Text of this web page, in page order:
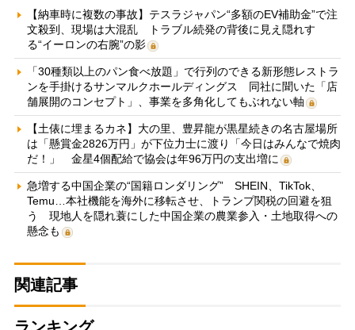
【納車時に複数の事故】テスラジャパン“多額のEV補助金”で注
文殺到、現場は大混乱 トラブル続発の背後に見え隠れす
る“イーロンの右腕”の影
「30種類以上のパン食べ放題」で行列のできる新形態レストラ
ンを手掛けるサンマルクホールディングス 同社に聞いた「店
舗展開のコンセプト」、事業を多角化してもぶれない軸
【土俵に埋まるカネ】大の里、豊昇龍が黒星続きの名古屋場所
は「懸賞金2826万円」が下位力士に渡り「今日はみんなで焼肉
だ！」 金星4個配給で協会は年96万円の支出増に
急増する中国企業の“国籍ロンダリング” SHEIN、TikTok、
Temu…本社機能を海外に移転させ、トランプ関税の回避を狙
う 現地人を隠れ蓑にした中国企業の農業参入・土地取得への
懸念も
関連記事